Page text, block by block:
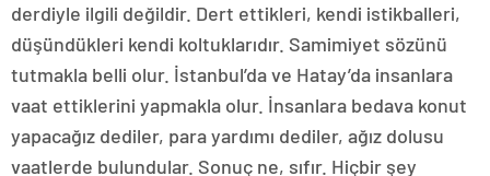
derdiyle ilgili değildir. Dert ettikleri, kendi istikballeri,
düşündükleri kendi koltuklarıdır. Samimiyet sözünü
tutmakla belli olur. İstanbul’da ve Hatay’da insanlara
vaat ettiklerini yapmakla olur. İnsanlara bedava konut
yapacağız dediler, para yardımı dediler, ağız dolusu
vaatlerde bulundular. Sonuç ne, sıfır. Hiçbir şey